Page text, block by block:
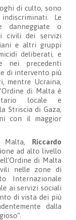
di culto, sono
Le
danneggiate o
civili dei servizi
e altri gruppi
deliberati, e
nei precedenti
di intervento più
mentre Ucraina,
di Malta è
locale e
Striscia di Gaza,
con il maggior
Malta, Riccardo
ad alto livello
di Malta
nelle zone di
Internazionale
ai servizi sociali
di vista dei più
dalla